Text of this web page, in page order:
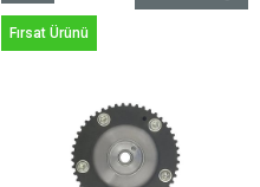
Ürün
Fırsat Ürünü